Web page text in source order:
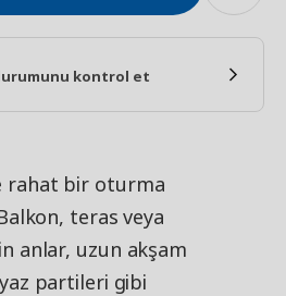
kontrol et
rahat bir oturma
teras veya
anlar, uzun akşam
partileri gibi